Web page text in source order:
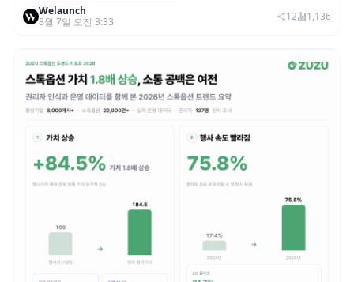
범죄 증가…상반기 탈취액 3000만 달러 돌파
Welaunch
8월 7일 오전 3:33
12 1,136